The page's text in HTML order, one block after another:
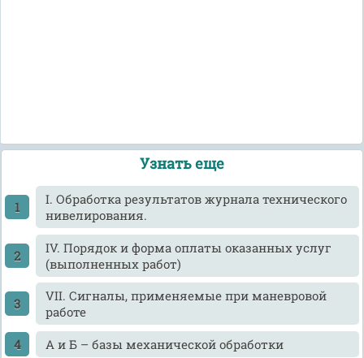
Узнать еще
I. Обработка результатов журнала технического
нивелирования.
IV. Порядок и форма оплаты оказанных услуг
(выполненных работ)
VII. Сигналы, применяемые при маневровой
работе
А и Б – базы механической обработки